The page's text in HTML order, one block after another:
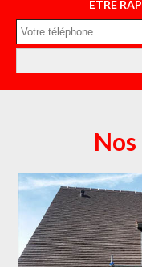
ETRE